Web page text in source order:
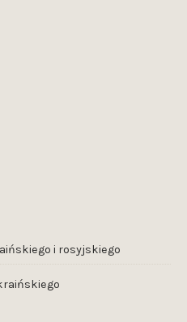
i rosyjskiego